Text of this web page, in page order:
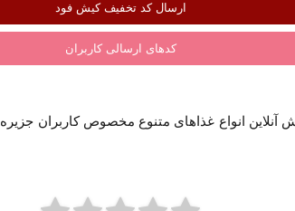
ارسال کد تخفیف کیش فود
کدهای ارسالی کاربران
آنلاین انواع غذاهای متنوع مخصوص کاربران